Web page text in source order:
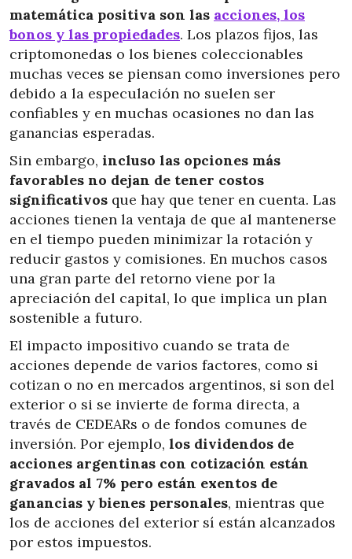
matemática positiva son las acciones, los
bonos y las propiedades. Los plazos fijos, las
criptomonedas o los bienes coleccionables
muchas veces se piensan como inversiones pero
debido a la especulación no suelen ser
confiables y en muchas ocasiones no dan las
ganancias esperadas.
Sin embargo, incluso las opciones más
favorables no dejan de tener costos
significativos que hay que tener en cuenta. Las
acciones tienen la ventaja de que al mantenerse
en el tiempo pueden minimizar la rotación y
reducir gastos y comisiones. En muchos casos
una gran parte del retorno viene por la
apreciación del capital, lo que implica un plan
sostenible a futuro.
El impacto impositivo cuando se trata de
acciones depende de varios factores, como si
cotizan o no en mercados argentinos, si son del
exterior o si se invierte de forma directa, a
través de CEDEARs o de fondos comunes de
inversión. Por ejemplo, los dividendos de
acciones argentinas con cotización están
gravados al 7% pero están exentos de
ganancias y bienes personales, mientras que
los de acciones del exterior sí están alcanzados
por estos impuestos.